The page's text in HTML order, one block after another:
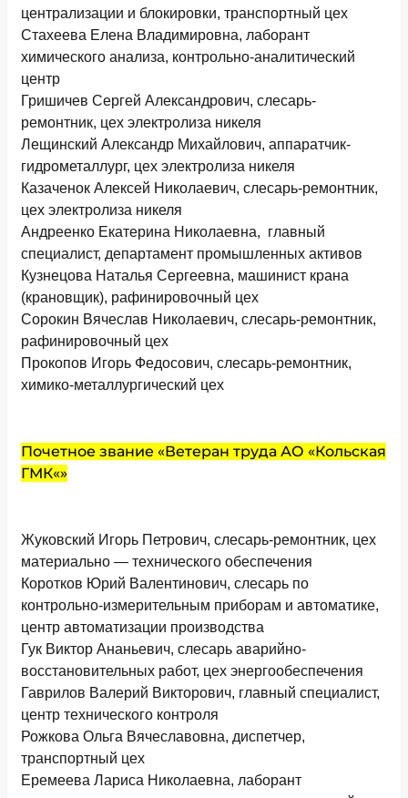
централизации и блокировки, транспортный цех
Стахеева Елена Владимировна, лаборант
химического анализа, контрольно-аналитический
центр
Гришичев Сергей Александрович, слесарь-
ремонтник, цех электролиза никеля
Лещинский Александр Михайлович, аппаратчик-
гидрометаллург, цех электролиза никеля
Казаченок Алексей Николаевич, слесарь-ремонтник,
цех электролиза никеля
Андреенко Екатерина Николаевна, главный
специалист, департамент промышленных активов
Кузнецова Наталья Сергеевна, машинист крана
(крановщик), рафинировочный цех
Сорокин Вячеслав Николаевич, слесарь-ремонтник,
рафинировочный цех
Прокопов Игорь Федосович, слесарь-ремонтник,
химико-металлургический цех
Почетное звание «Ветеран труда АО «Кольская
ГМК«»
Жуковский Игорь Петрович, слесарь-ремонтник, цех
материально — технического обеспечения
Коротков Юрий Валентинович, слесарь по
контрольно-измерительным приборам и автоматике,
центр автоматизации производства
Гук Виктор Ананьевич, слесарь аварийно-
восстановительных работ, цех энергообеспечения
Гаврилов Валерий Викторович, главный специалист,
центр технического контроля
Рожкова Ольга Вячеславовна, диспетчер,
транспортный цех
Еремеева Лариса Николаевна, лаборант